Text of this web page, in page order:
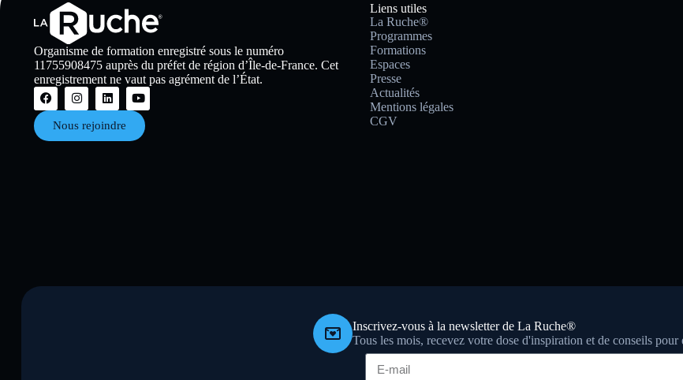
Organisme de formation enregistré sous le numéro
11755908475 auprès du préfet de région d’Île-de-France. Cet
enregistrement ne vaut pas agrément de l’État.
Nous rejoindre
Liens utiles
La Ruche®
Programmes
Formations
Espaces
Presse
Actualités
Mentions légales
CGV
Inscrivez-vous à la newsletter de La Ruche®
Tous les mois, recevez votre dose d'inspiration et de conseils pour